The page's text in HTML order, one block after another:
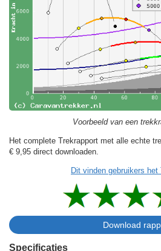
Voorbeeld van een
Het complete Trekrapport met alle echte
€ 9,95 direct downloaden.
Dit vinden gebruikers het
Specificaties